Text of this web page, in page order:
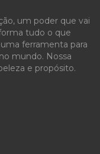
um poder que vai
tudo o que
ferramenta para
mundo. Nossa
e propósito.